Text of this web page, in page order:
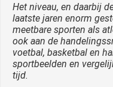
Het niveau, en daarbij
laatste jaren enorm
meetbare sporten als
ook aan de
voetbal, basketbal en
sportbeelden en
tijd.